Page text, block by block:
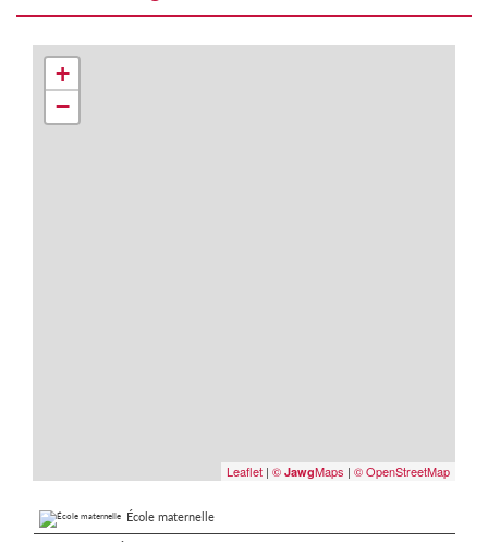
+
−
Leaflet | © JawgMaps | © OpenStreetMap
École maternelle